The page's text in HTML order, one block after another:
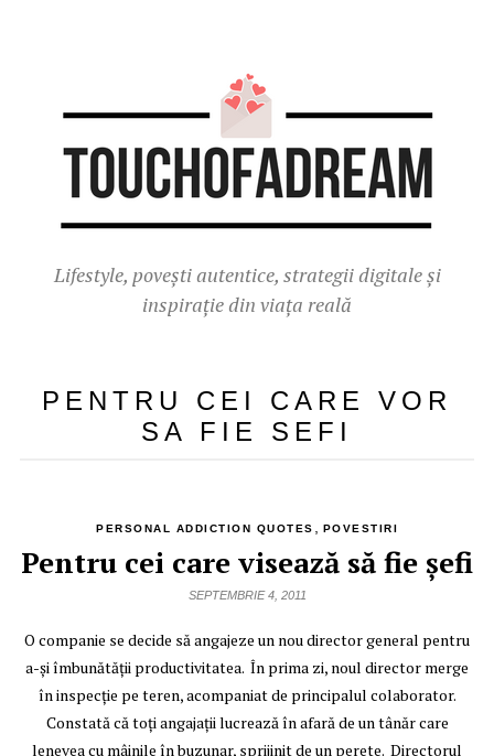
Lifestyle, povești autentice, strategii digitale și
inspirație din viața reală
PENTRU CEI CARE VOR
SA FIE SEFI
PERSONAL ADDICTION QUOTES POVESTIRI
Pentru cei care visează să fie şefi
SEPTEMBRIE 4, 2011
O companie se decide să angajeze un nou director general pentru
a-şi îmbunătăţii productivitatea. În prima zi, noul director merge
în inspecţie pe teren, acompaniat de principalul colaborator.
Constată că toţi angajaţii lucrează în afară de un tânăr care
lenevea cu mâinile în buzunar, sprijinit de un perete. Directorul